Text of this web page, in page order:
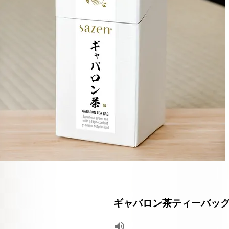
ギャバロン茶ティーバッ